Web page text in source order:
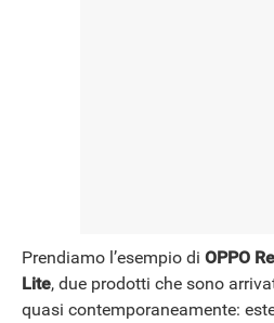
Prendiamo l’esempio di OPPO
Lite, due prodotti che sono
quasi contemporaneamente: